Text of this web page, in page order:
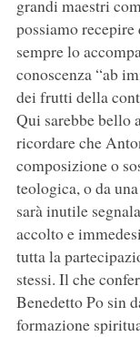
grandi maestri
possiamo
sempre lo
conoscenza “ab
dei frutti della
Qui sarebbe bello
ricordare che
composizione o
teologica, o da
sarà inutile
accolto e
tutta la
stessi. Il che
Benedetto Po sin
formazione